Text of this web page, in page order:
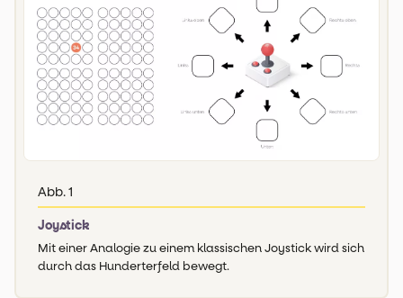
Abb. 1
Joystick
Mit einer Analogie zu einem klassischen Joystick wird sich
durch das Hunderterfeld bewegt.